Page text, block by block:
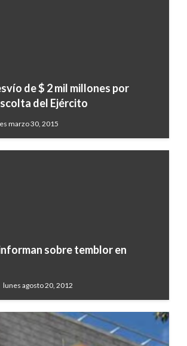
de $ 2 mil millones por
del Ejército
marzo 30, 2015
sobre temblor en
lunes agosto 20, 2012